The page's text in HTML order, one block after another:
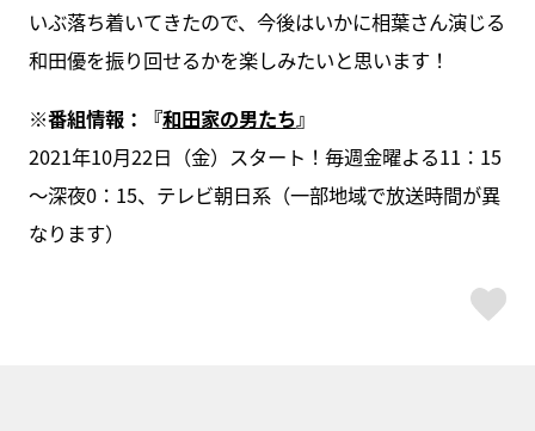
いぶ落ち着いてきたので、今後はいかに相葉さん演じる
和田優を振り回せるかを楽しみたいと思います！
※番組情報：『和田家の男たち』
2021年10月22日（金）スタート！毎週金曜よる11：15
～深夜0：15、テレビ朝日系（一部地域で放送時間が異
なります）